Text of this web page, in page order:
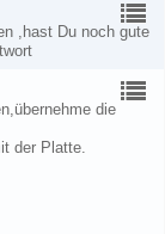
,hast Du noch gute
die
der Platte.